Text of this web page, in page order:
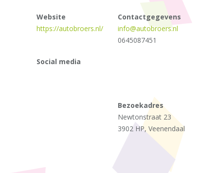
Website
https://autobroers.nl/
Social media
Contactgegevens
info@autobroers.nl
0645087451
Bezoekadres
Newtonstraat 23
3902 HP, Veenendaal